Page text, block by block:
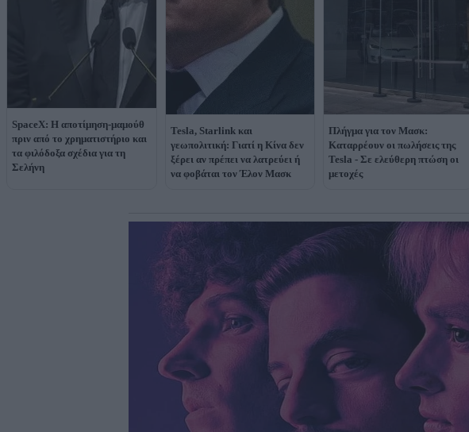
SpaceX: Η αποτίμηση-μαμούθ
πριν από το χρηματιστήριο και
τα φιλόδοξα σχέδια για τη
Σελήνη
Tesla, Starlink και
γεωπολιτική: Γιατί η Κίνα δεν
ξέρει αν πρέπει να λατρεύει ή
να φοβάται τον Έλον Μασκ
Πλήγμα για τον Μασκ:
Καταρρέουν οι πωλήσεις της
Tesla - Σε ελεύθερη πτώση οι
μετοχές